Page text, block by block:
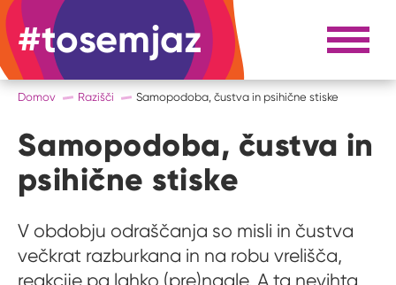
#tosemjaz #to sem jaz Razpri
Domov Razišči Samopodoba, čustva in psihične stiske
Samopodoba, čustva in
psihične stiske
V obdobju odraščanja so misli in čustva
večkrat razburkana in na robu vrelišča,
reakcije pa lahko (pre)nagle. A ta nevihta